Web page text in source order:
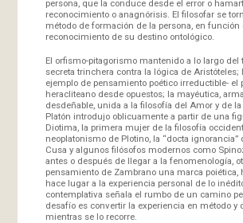
persona, que la conduce desde el error o
reconocimiento o anagnórisis. El filosofar se
método de formación de la persona, en función
reconocimiento de su destino ontológico.
El orfismo-pitagorismo mantenido a lo largo del
secreta trinchera contra la lógica de Aristóteles;
ejemplo de pensamiento poético irreductible- el
heracliteano desde opuestos; la mayéutica,
desdeñable, unida a la filosofía del Amor y de
Platón introdujo oblicuamente a partir de una
Diotima, la primera mujer de la filosofía
neoplatonismo de Plotino, la “docta ignorancia”
Cusa y algunos filósofos modernos como
antes o después de llegar a la fenomenología,
pensamiento de Zambrano una marca poiética,
hace lugar a la experiencia personal de lo
contemplativa señala el rumbo de un camino
desafío es convertir la experiencia en método y
mientras se lo recorre.